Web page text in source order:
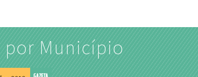
por Município